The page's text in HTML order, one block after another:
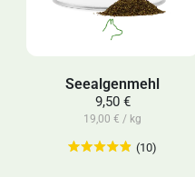
Seealgenmehl
9,50 €
19,00 € / kg
(10)